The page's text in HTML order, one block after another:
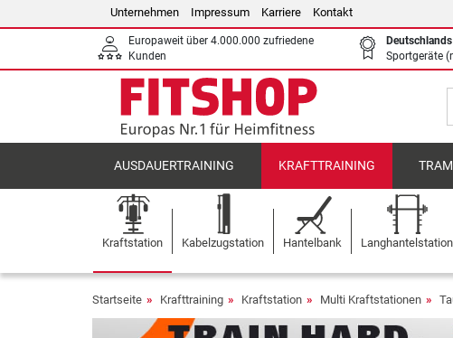
Unternehmen Impressum Karriere Kontakt
Europaweit über 4.000.000 zufriedene
Kunden
Sportgeräte
AUSDAUERTRAINING KRAFTTRAINING
Kraftstation Kabelzugstation Hantelbank Langhantelstation
Startseite Krafttraining Kraftstation Multi Kraftstationen